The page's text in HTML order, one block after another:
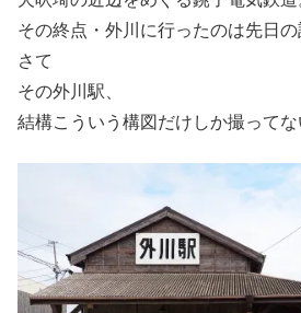
その終点・外川に行ったのは先日
さて
その外川駅、
結構こういう構図だけしか撮って